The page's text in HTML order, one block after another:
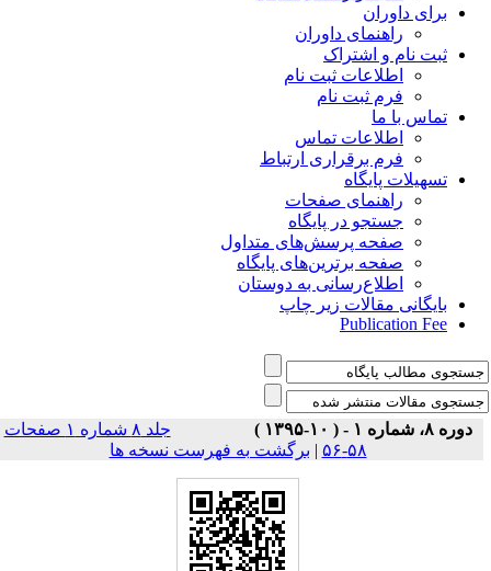
برای داوران
راهنمای داوران
ثبت نام و اشتراک
اطلاعات ثبت نام
فرم ثبت نام
تماس با ما
اطلاعات تماس
فرم برقراری ارتباط
تسهیلات پایگاه
راهنمای صفحات
جستجو در پایگاه
صفحه پرسش‌های متداول
صفحه برترین‌های پایگاه
اطلاع‌رسانی به دوستان
بایگانی مقالات زیر چاپ
Publication Fee
دوره ۸، شماره ۱ - ( ۱۰-۱۳۹۵ )
جلد ۸ شماره ۱ صفحات
۵۸-۵۶
|برگشت به فهرست نسخه ها